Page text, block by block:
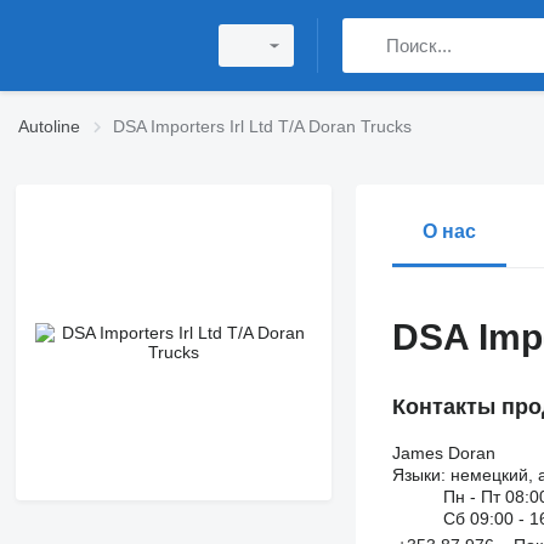
Autoline DSA Importers Irl Ltd T/A Doran Trucks
О нас
DSA
Контакты
James Doran
Языки: немецкий,
Пн - Пт
Сб 09:00 -